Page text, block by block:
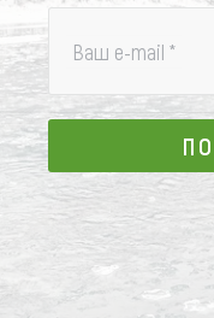
Ваш e-mail *